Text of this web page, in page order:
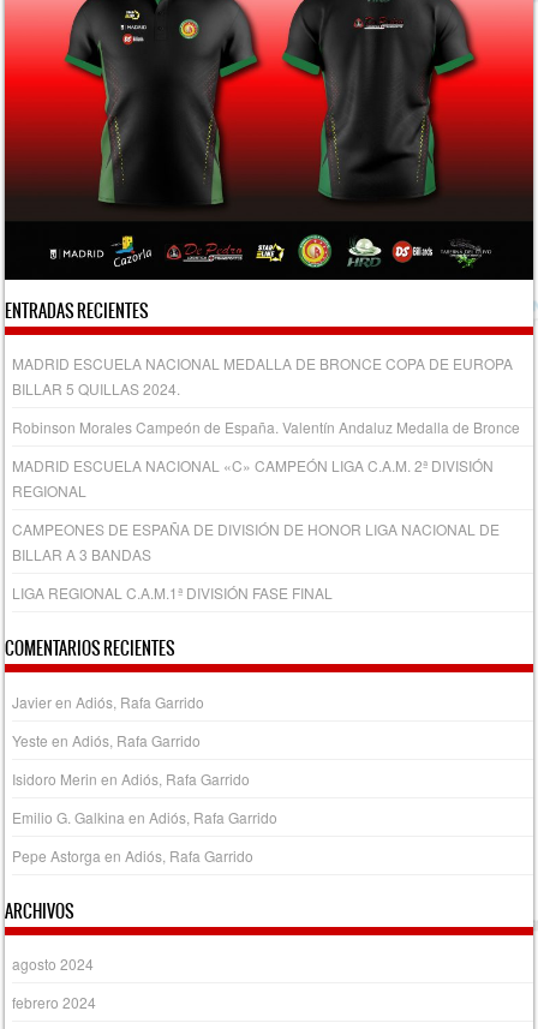
ENTRADAS RECIENTES
MADRID ESCUELA NACIONAL MEDALLA DE BRONCE COPA DE EUROPA
BILLAR 5 QUILLAS 2024.
Robinson Morales Campeón de España. Valentín Andaluz Medalla de Bronce
MADRID ESCUELA NACIONAL «C» CAMPEÓN LIGA C.A.M. 2ª DIVISIÓN
REGIONAL
CAMPEONES DE ESPAÑA DE DIVISIÓN DE HONOR LIGA NACIONAL DE
BILLAR A 3 BANDAS
LIGA REGIONAL C.A.M.1ª DIVISIÓN FASE FINAL
COMENTARIOS RECIENTES
JavierenAdiós, Rafa Garrido
Yeste enAdiós, Rafa Garrido
Isidoro Merin enAdiós, Rafa Garrido
Emilio G. Galkina enAdiós, Rafa Garrido
Pepe Astorga enAdiós, Rafa Garrido
ARCHIVOS
agosto 2024
febrero 2024